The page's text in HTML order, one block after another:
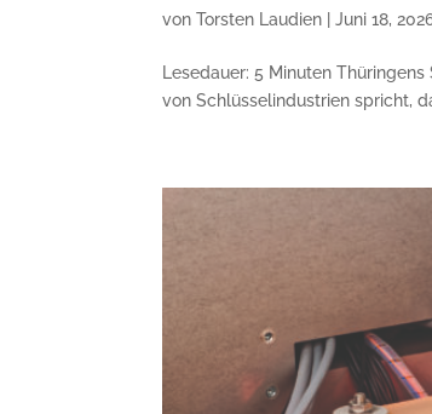
vonTorsten Laudien |Juni 18,
Lesedauer: 5 Minuten
von Schlüsselindustrien spricht,